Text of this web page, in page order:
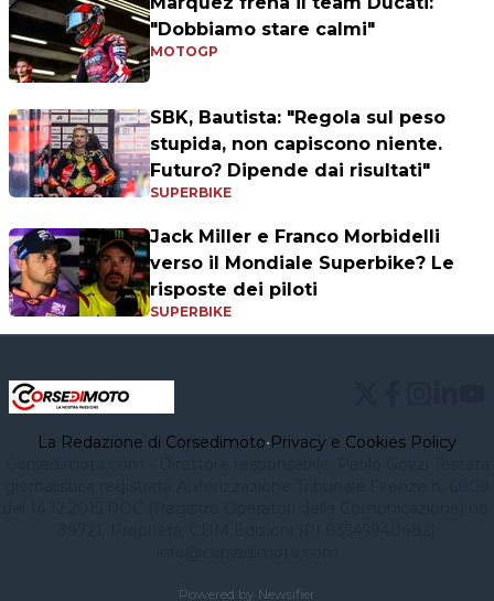
"Dobbiamo stare calmi"
MOTOGP
SBK, Bautista: "Regola sul peso
stupida, non capiscono niente.
Futuro? Dipende dai risultati"
SUPERBIKE
Jack Miller e Franco Morbidelli
verso il Mondiale Superbike? Le
risposte dei piloti
SUPERBIKE
La Redazione di Corsedimoto•Privacy e Cookies Policy
Powered by Newsifier